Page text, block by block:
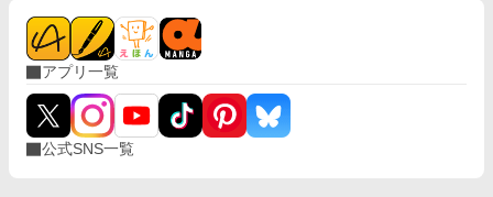
アプリ一覧
公式SNS一覧